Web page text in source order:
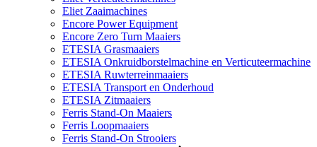
Eliet Zaaimachines
Encore Power Equipment
Encore Zero Turn Maaiers
ETESIA Grasmaaiers
ETESIA Onkruidborstelmachine en Verticuteermachine
ETESIA Ruwterreinmaaiers
ETESIA Transport en Onderhoud
ETESIA Zitmaaiers
Ferris Stand-On Maaiers
Ferris Loopmaaiers
Ferris Stand-On Strooiers